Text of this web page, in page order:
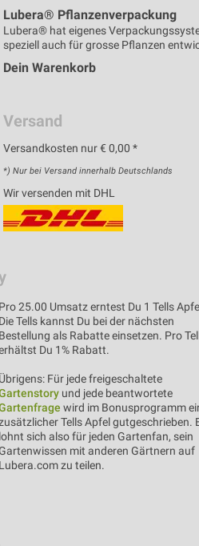
Lubera® Pflanzenverpackung
Lubera® hat eigenes
speziell auch für grosse Pflanzen
Dein Warenkorb
Versand
Versandkosten nur € 0,00 *
*) Nur bei Versand innerhalb Deutschlands
Wir versenden mit DHL
Pro 25.00 Umsatz erntest Du 1 Tells
Die Tells kannst Du bei der nächsten
Bestellung als Rabatte einsetzen. Pro
Du 1% Rabatt.
Übrigens: Für jede freigeschaltete
und jede beantwortete
wird im Bonusprogramm
Tells Apfel gutgeschrieben.
lohnt sich also für jeden Gartenfan, sein
mit anderen Gärtnern auf
Lubera.com zu teilen.